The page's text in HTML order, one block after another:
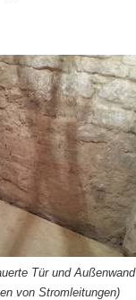
Tür und
von Stromleitungen)